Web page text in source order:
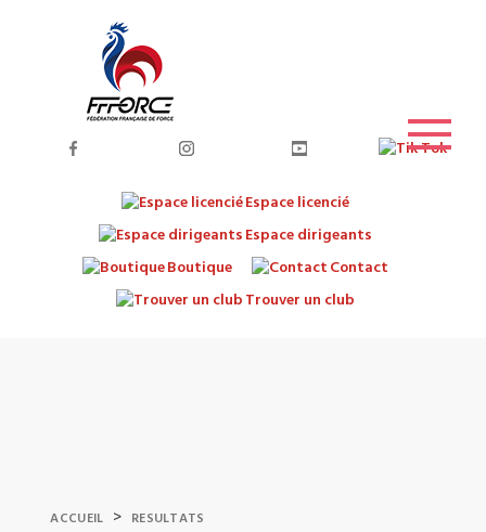
Espace licencié
Espace dirigeants
Boutique
Contact
Trouver un club
ACCUEIL > RESULTATS